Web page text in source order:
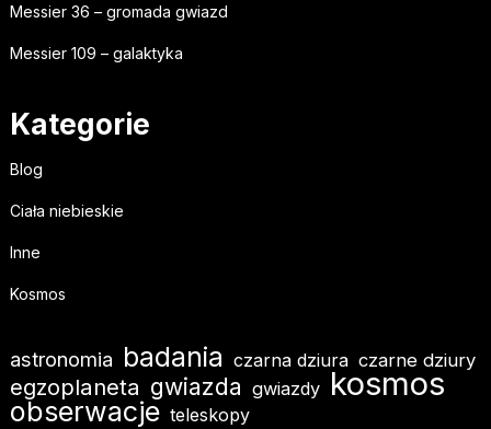
Messier 36 – gromada gwiazd
Messier 109 – galaktyka
Kategorie
Blog
Ciała niebieskie
Inne
Kosmos
astronomia badania czarna dziura czarne dziury
egzoplaneta gwiazda gwiazdy kosmos
obserwacje teleskopy